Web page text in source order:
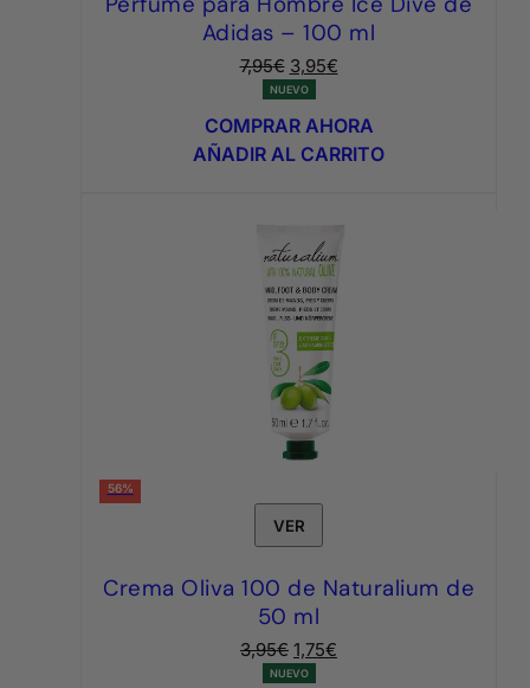
Adidas – 100 ml
7,95€ El
precio
original
era:
3,95€El
actual
es:
NUEVO
COMPRAR AHORA
AÑADIR AL CARRITO
56%
VER
Crema Oliva 100 de Naturalium de
50 ml
3,95€ El
precio
1,75€
NUEVO